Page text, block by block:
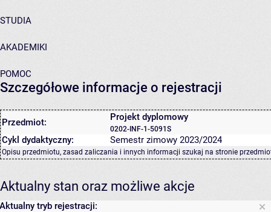
STUDIA
AKADEMIKI
POMOC
Szczegółowe informacje o rejestracji
Przedmiot: Projekt dyplomowy
0202-INF-1-5091S
Cykl dydaktyczny: Semestr zimowy 2023/2024
Opisu przedmiotu, zasad zaliczania i innych informacji szukaj na stronie
Aktualny stan oraz możliwe akcje
Aktualny tryb rejestracji: